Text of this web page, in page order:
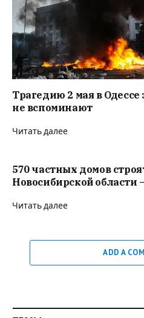
Трагедию 2 мая в
не вспоминают
Читать далее
570 частных домов
Новосибирской области
Читать далее
ADD A